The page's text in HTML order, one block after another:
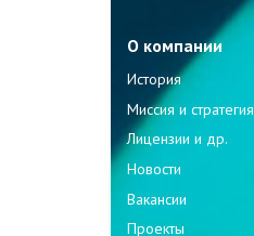
О компании
История
Миссия и стратегия
Лицензии и др.
Новости
Вакансии
Проекты